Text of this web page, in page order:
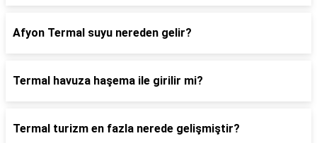
Afyon Termal suyu nereden gelir?
Termal havuza haşema ile girilir mi?
Termal turizm en fazla nerede gelişmiştir?